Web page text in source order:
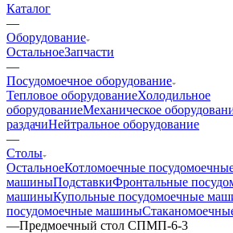
Каталог
—
Оборудование
ОстальноеЗапчасти
—
Посудомоечное оборудование
Тепловое оборудованиеХолодильное
оборудованиеМеханическое
раздачиНейтральное оборудование
—
Столы
ОстальноеКотломоечные
машиныПодставкиФронтальные
машиныКупольные посудомоечные
посудомоечные машины
—Предмоечный стол СПМП-6-3